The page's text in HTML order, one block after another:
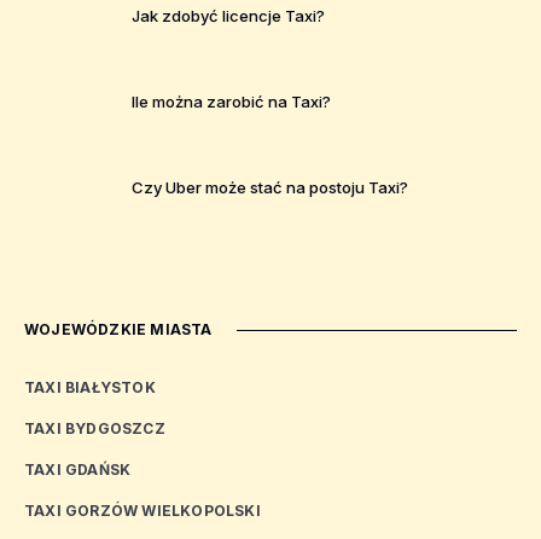
Jak zdobyć licencje Taxi?
Ile można zarobić na Taxi?
Czy Uber może stać na postoju Taxi?
WOJEWÓDZKIE MIASTA
TAXI BIAŁYSTOK
TAXI BYDGOSZCZ
TAXI GDAŃSK
TAXI GORZÓW WIELKOPOLSKI